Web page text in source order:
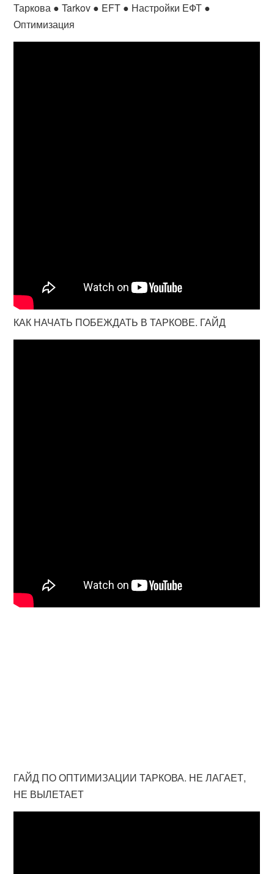
Таркова ● Tarkov ● EFT ● Настройки ЕФТ ●
Оптимизация
КАК НАЧАТЬ ПОБЕЖДАТЬ В ТАРКОВЕ. ГАЙД
ГАЙД ПО ОПТИМИЗАЦИИ ТАРКОВА. НЕ ЛАГАЕТ,
НЕ ВЫЛЕТАЕТ